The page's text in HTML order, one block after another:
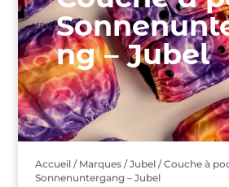
ng – Jubel
Accueil/ Marques/Jubel/ Couche à
Sonnenuntergang – Jubel